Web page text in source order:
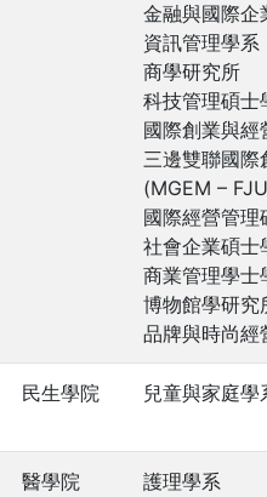
金融與國際企
資訊管理學系
商學研究所
科技管理碩士
國際創業與經
三邊雙聯國際
(MGEM –
國際經營管
社會企業碩士
商業管理學士
博物館學研究
品牌與時尚經
民生學院 兒童與家庭學
醫學院
護理學系